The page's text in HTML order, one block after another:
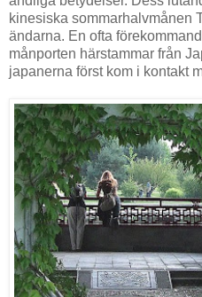
kinesiska sommarhalvmånen
ändarna. En ofta
månporten härstammar från
japanerna först kom i kontakt